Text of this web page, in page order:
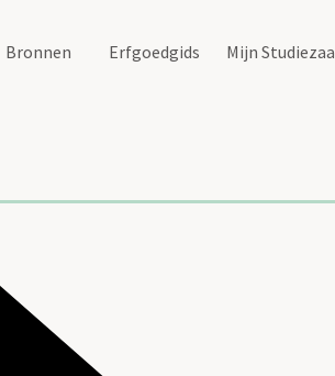
Bronnen Erfgoedgids Mijn